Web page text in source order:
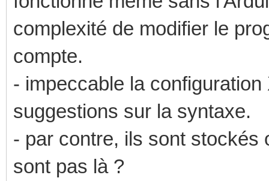
complexité de modifier le
compte.
- impeccable la
suggestions sur la syntaxe.
- par contre, ils sont stockés
sont pas là ?